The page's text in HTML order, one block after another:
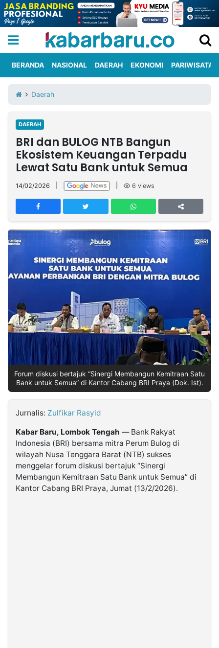
Iklan
Berita
Kami
Nasional
International
Olahraga
Entertainment
Daerah
Pariwisata
Kuliner
Kolom
Network
PT
TREETAN
INDONESIA
Partner
Follow
Kabarbaru
Kabarbaru.co
2026
BERANDA NASIONAL DAERAH EKONOMI PARIWISATA
Daerah
DAERAH
BRI dan BULOG NTB Bangun
Ekosistem Keuangan Terpadu
Lewat Satu Bank untuk Semua
14/02/2026 6 views
Forum diskusi bertajuk “Sinergi Membangun Kemitraan Satu
Bank untuk Semua” di Kantor Cabang BRI Praya (Dok. Ist).
Jurnalis: Zulfikar Rasyid
Kabar Baru, Lombok Tengah — Bank Rakyat
Indonesia (BRI) bersama mitra Perum Bulog di
wilayah Nusa Tenggara Barat (NTB) sukses
menggelar forum diskusi bertajuk “Sinergi
Membangun Kemitraan Satu Bank untuk Semua” di
Kantor Cabang BRI Praya, Jumat (13/2/2026).